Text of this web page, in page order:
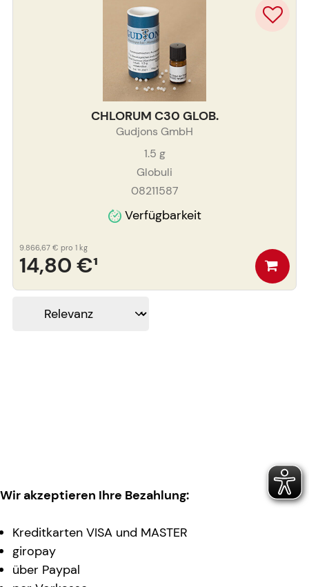
CHLORUM C30 GLOB.
Gudjons GmbH
1.5 g
Globuli
08211587
Verfügbarkeit
14,80 €¹
9.866,67 € pro 1 kg
Wir akzeptieren Ihre Bezahlung:
Kreditkarten VISA und MASTER
giropay
über Paypal